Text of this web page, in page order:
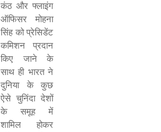
कंठ और फ्लाइंग
ऑफिसर मोहना
सिंह को प्रेसिडेंट
कमिशन प्रदान
किए जाने के
साथ ही भारत ने
दुनिया के कुछ
ऐसे चुनिंदा देशों
के समूह में
शामिल होकर